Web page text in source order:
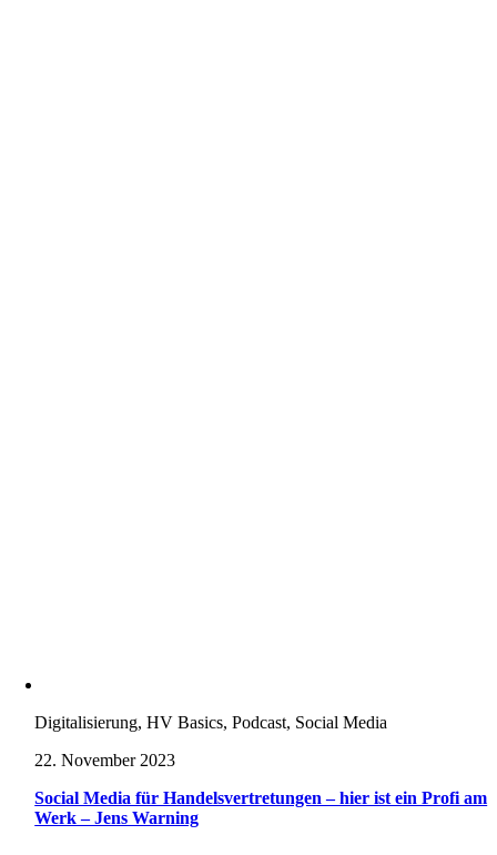
Digitalisierung, HV Basics, Podcast, Social Media
22. November 2023
Social Media für Handelsvertretungen – hier ist ein Profi am
Werk – Jens Warning